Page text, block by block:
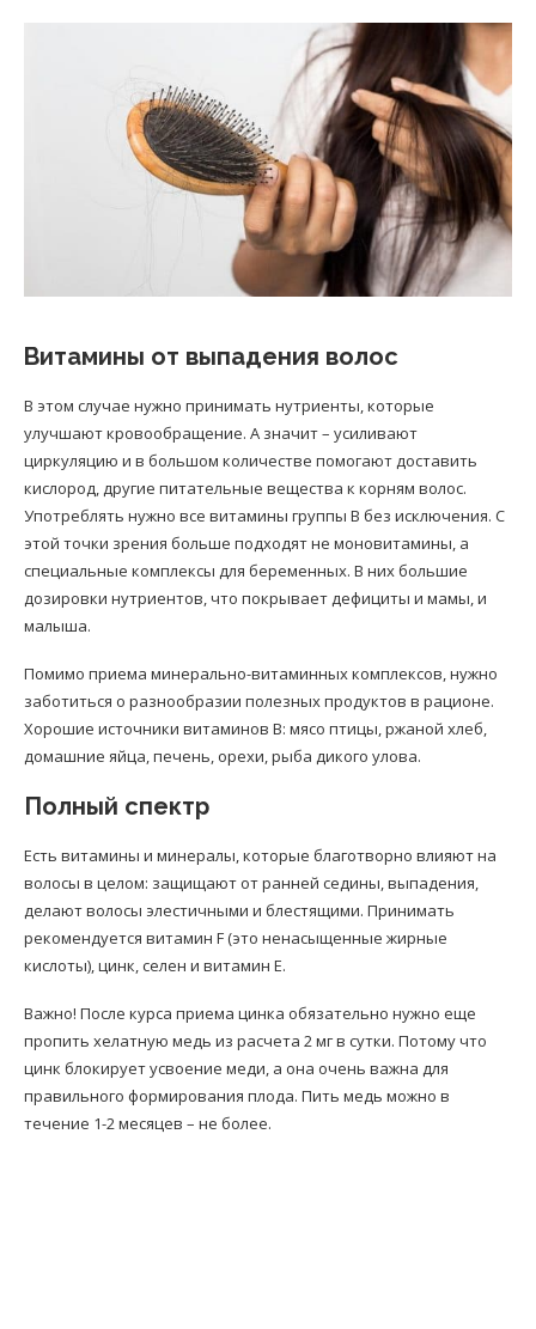
Витамины от выпадения волос
В этом случае нужно принимать нутриенты, которые
улучшают кровообращение. А значит – усиливают
циркуляцию и в большом количестве помогают доставить
кислород, другие питательные вещества к корням волос.
Употреблять нужно все витамины группы В без исключения. С
этой точки зрения больше подходят не моновитамины, а
специальные комплексы для беременных. В них большие
дозировки нутриентов, что покрывает дефициты и мамы, и
малыша.
Помимо приема минерально-витаминных комплексов, нужно
заботиться о разнообразии полезных продуктов в рационе.
Хорошие источники витаминов В: мясо птицы, ржаной хлеб,
домашние яйца, печень, орехи, рыба дикого улова.
Полный спектр
Есть витамины и минералы, которые благотворно влияют на
волосы в целом: защищают от ранней седины, выпадения,
делают волосы элестичными и блестящими. Принимать
рекомендуется витамин F (это ненасыщенные жирные
кислоты), цинк, селен и витамин Е.
Важно! После курса приема цинка обязательно нужно еще
пропить хелатную медь из расчета 2 мг в сутки. Потому что
цинк блокирует усвоение меди, а она очень важна для
правильного формирования плода. Пить медь можно в
течение 1-2 месяцев – не более.